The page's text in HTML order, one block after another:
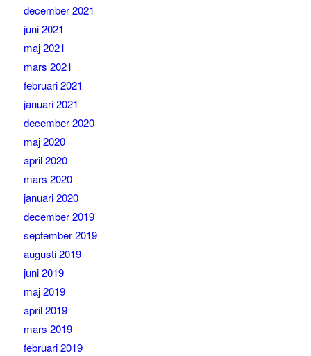
december 2021
juni 2021
maj 2021
mars 2021
februari 2021
januari 2021
december 2020
maj 2020
april 2020
mars 2020
januari 2020
december 2019
september 2019
augusti 2019
juni 2019
maj 2019
april 2019
mars 2019
februari 2019